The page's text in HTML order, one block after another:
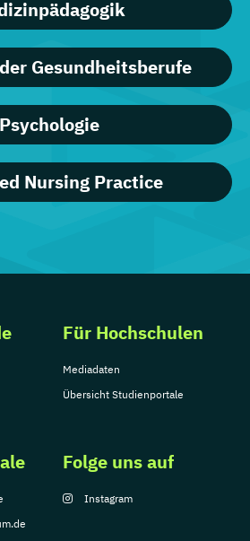
Gesundheitsberufe
Psychologie
Nursing Practice
Für Hochschulen
Mediadaten
Übersicht Studienportale
Folge uns auf
Instagram